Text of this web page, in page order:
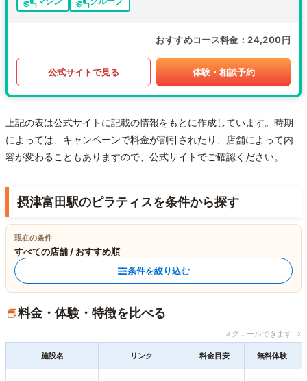
おすすめコース料金 24,200円
公式サイトで見る 体験・相談予約
上記の表は公式サイトに記載の情報をもとに作成しています。時期
によっては、キャンペーンで料金が割引されたり、店舗によって内
容が変わることもありますので、公式サイトでご確認ください。
摂津富田駅のピラティスを条件から探す
現在の条件
すべての店舗 / おすすめ順
条件を絞り込む
料金・体験・特徴を比べる
スクロールできます →
施設名 リンク 料金目安 無料体験